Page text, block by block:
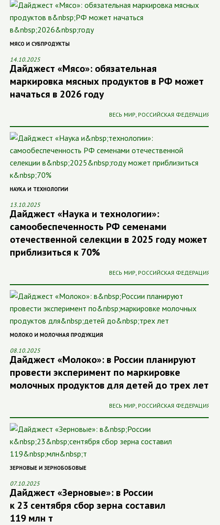
МЯСО И СУБПРОДУКТЫ
14.10.2025
Дайджест «Мясо»: обязательная
маркировка мясных продуктов в РФ может
начаться в 2026 году
ВЕСЬ МИР, РОССИЙСКАЯ ФЕДЕРАЦИЯ
НАУКА И ТЕХНОЛОГИИ
13.10.2025
Дайджест «Наука и технологии»:
самообеспеченность РФ семенами
отечественной селекции в 2025 году может
приблизиться к 70%
ВЕСЬ МИР, РОССИЙСКАЯ ФЕДЕРАЦИЯ
МОЛОКО И МОЛОЧНАЯ ПРОДУКЦИЯ
08.10.2025
Дайджест «Молоко»: в России планируют
провести эксперимент по маркировке
молочных продуктов для детей до трех лет
ВЕСЬ МИР, РОССИЙСКАЯ ФЕДЕРАЦИЯ
ЗЕРНОВЫЕ И ЗЕРНОБОБОВЫЕ
07.10.2025
Дайджест «Зерновые»: в России
к 23 сентября сбор зерна составил
119 млн т